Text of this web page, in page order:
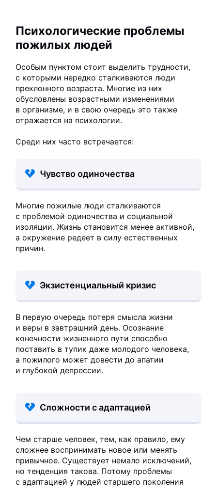
Психологические проблемы
пожилых людей
Особым пунктом стоит выделить трудности,
с которыми нередко сталкиваются люди
преклонного возраста. Многие из них
обусловлены возрастными изменениями
в организме, и в свою очередь это также
отражается на психологии.
Среди них часто встречается:
Чувство одиночества
Многие пожилые люди сталкиваются
с проблемой одиночества и социальной
изоляции. Жизнь становится менее активной,
а окружение редеет в силу естественных
причин.
Экзистенциальный кризис
В первую очередь потеря смысла жизни
и веры в завтрашний день. Осознание
конечности жизненного пути способно
поставить в тупик даже молодого человека,
а пожилого может довести до апатии
и глубокой депрессии.
Сложности с адаптацией
Чем старше человек, тем, как правило, ему
сложнее воспринимать новое или менять
привычное. Существует немало исключений,
но тенденция такова. Потому проблемы
с адаптацией у людей старшего поколения